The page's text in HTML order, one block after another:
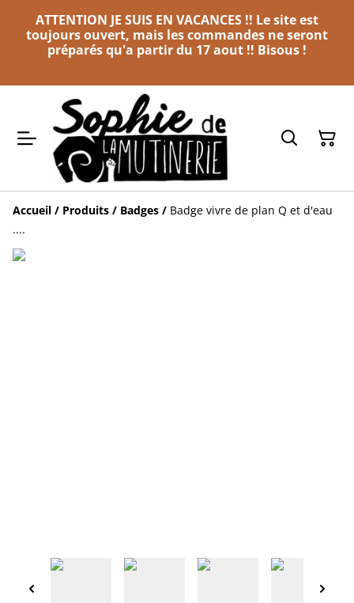
ATTENTION JE SUIS EN VACANCES !! Le site est
toujours ouvert, mais les commandes ne seront
préparés qu'a partir du 17 aout !! Bisous !
Accueil / Produits / Badges / Badge vivre de plan Q et d'eau
....